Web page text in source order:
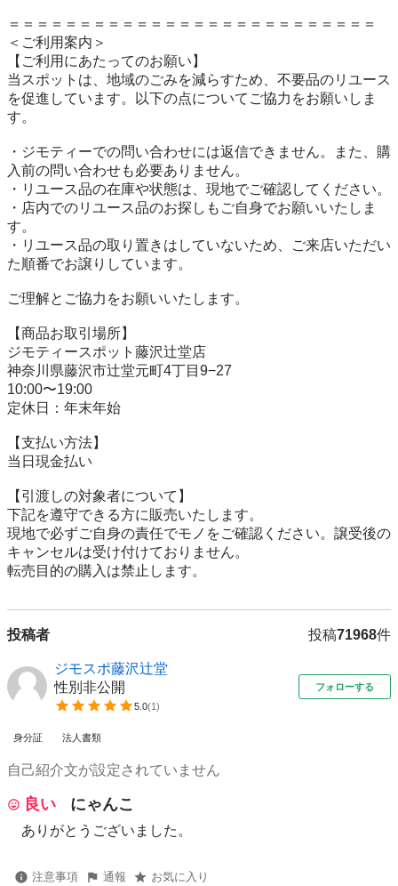
＝＝＝＝＝＝＝＝＝＝＝＝＝＝＝＝＝＝＝＝＝＝＝＝＝＝
＜ご利用案内＞
【ご利用にあたってのお願い】
当スポットは、地域のごみを減らすため、不要品のリユース
を促進しています。以下の点についてご協力をお願いしま
す。
・ジモティーでの問い合わせには返信できません。また、購
入前の問い合わせも必要ありません。
・リユース品の在庫や状態は、現地でご確認してください。
・店内でのリユース品のお探しもご自身でお願いいたしま
す。
・リユース品の取り置きはしていないため、ご来店いただい
た順番でお譲りしています。
ご理解とご協力をお願いいたします。
【商品お取引場所】
ジモティースポット藤沢辻堂店
神奈川県藤沢市辻堂元町4丁目9−27
10:00〜19:00
定休日：年末年始
【⽀払い⽅法】
当日現金払い
【引渡しの対象者について】
下記を遵守できる⽅に販売いたします。
現地で必ずご⾃⾝の責任でモノをご確認ください。譲受後の
キャンセルは受け付けておりません。
転売⽬的の購⼊は禁⽌します。
投稿者 投稿71968件
ジモスポ藤沢辻堂
性別非公開
5.0(1)
フォローする
身分証 法人書類
自己紹介文が設定されていません
良い にゃんこ
ありがとうございました。
注意事項 通報 お気に入り